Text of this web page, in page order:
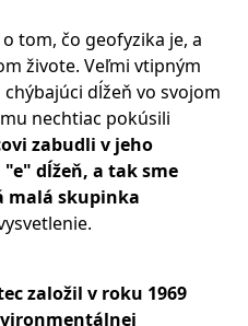
tom, čo geofyzika je, a
živote. Veľmi vtipným
dĺžeň vo svojom
nechtiac pokúsili
zabudli v jeho
dĺžeň, a tak sme
malá skupinka
založil v roku 1969